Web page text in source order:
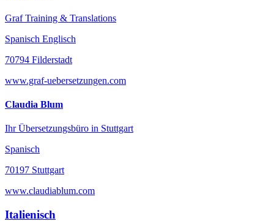
Graf Training & Translations
Spanisch Englisch
70794 Filderstadt
www.graf-uebersetzungen.com
Claudia Blum
Ihr Übersetzungsbüro in Stuttgart
Spanisch
70197 Stuttgart
www.claudiablum.com
Italienisch